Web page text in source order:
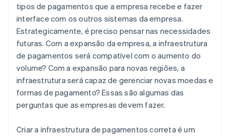
tipos de pagamentos que a empresa recebe e fazer
interface com os outros sistemas da empresa.
Estrategicamente, é preciso pensar nas necessidades
futuras. Com a expansão da empresa, a infraestrutura
de pagamentos será compatível com o aumento do
volume? Com a expansão para novas regiões, a
infraestrutura será capaz de gerenciar novas moedas e
formas de pagamento? Essas são algumas das
perguntas que as empresas devem fazer.
Criar a infraestrutura de pagamentos correta é um